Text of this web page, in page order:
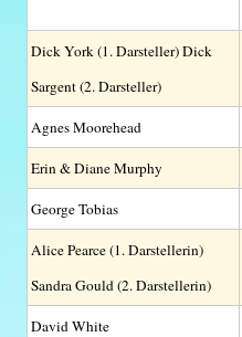
Dick York (1. Darsteller) Dick
Sargent (2. Darsteller)
Agnes Moorehead
Erin & Diane Murphy
George Tobias
Alice Pearce (1. Darstellerin)
Sandra Gould (2. Darstellerin)
David White